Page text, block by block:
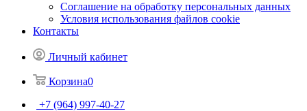
Соглашение на обработку персональных данных
Условия использования файлов cookie
Контакты
Личный кабинет
Корзина0
+7 (964) 997-40-27